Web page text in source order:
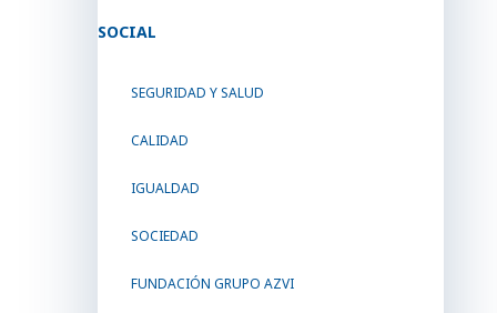
SOCIAL
SEGURIDAD Y SALUD
CALIDAD
IGUALDAD
SOCIEDAD
FUNDACIÓN GRUPO AZVI